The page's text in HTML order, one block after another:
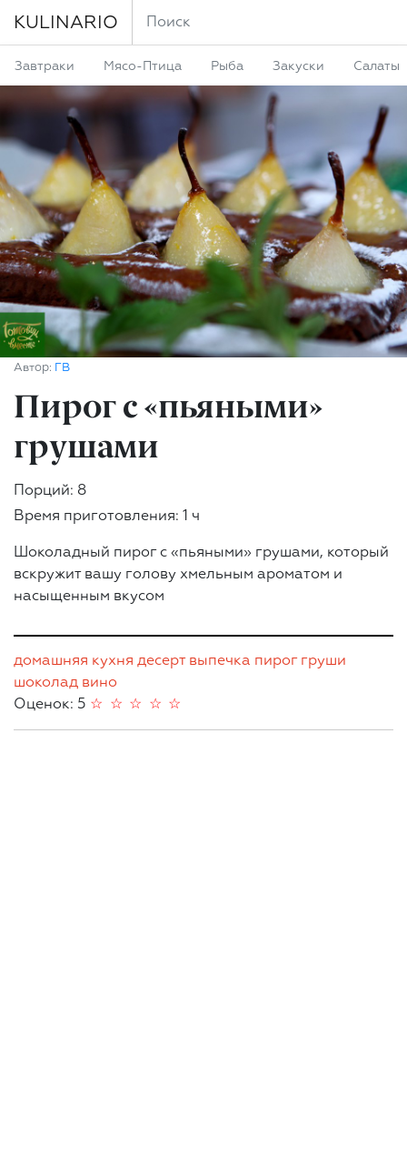
KULINARIO
Завтраки Мясо-Птица Рыба Закуски Салаты
Автор: ГВ
Пирог с «пьяными»
грушами
Порций: 8
Время приготовления: 1 ч
Шоколадный пирог с «пьяными» грушами, который
вскружит вашу голову хмельным ароматом и
насыщенным вкусом
домашняя кухня десерт выпечка пирог груши
шоколад вино
Оценок: 5
☆
☆
☆
☆
☆